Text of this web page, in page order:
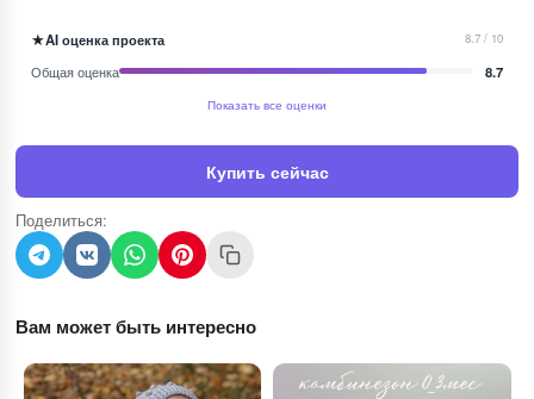
★AI оценка проекта 8.7 / 10
Общая оценка 8.7
Показать все оценки
Купить сейчас
Поделиться:
Вам может быть интересно